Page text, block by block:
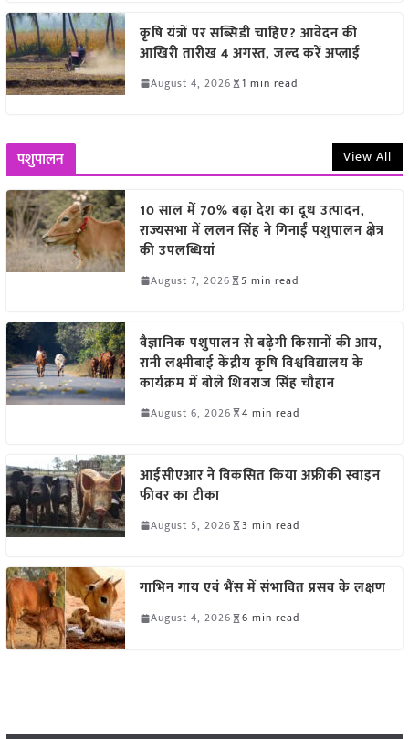
कृषि यंत्रों पर सब्सिडी चाहिए? आवेदन की
आखिरी तारीख 4 अगस्त, जल्द करें अप्लाई
August 4, 2026 1 min read
पशुपालन View All
10 साल में 70% बढ़ा देश का दूध उत्पादन,
राज्यसभा में ललन सिंह ने गिनाईं पशुपालन क्षेत्र
की उपलब्धियां
August 7, 2026 5 min read
वैज्ञानिक पशुपालन से बढ़ेगी किसानों की आय,
रानी लक्ष्मीबाई केंद्रीय कृषि विश्वविद्यालय के
कार्यक्रम में बोले शिवराज सिंह चौहान
August 6, 2026 4 min read
आईसीएआर ने विकसित किया अफ्रीकी स्वाइन
फीवर का टीका
August 5, 2026 3 min read
गाभिन गाय एवं भैंस में संभावित प्रसव के लक्षण
August 4, 2026 6 min read